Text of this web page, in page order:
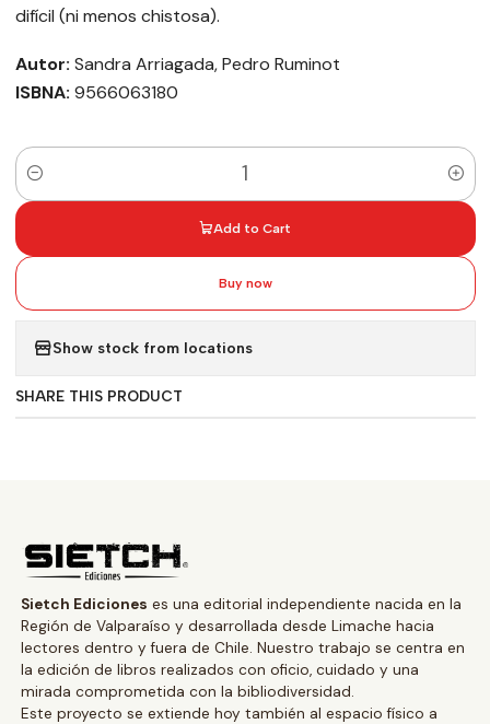
difícil (ni menos chistosa).
Autor: Sandra Arriagada, Pedro Ruminot
ISBNA: 9566063180
Quantity
Add to Cart
Buy now
Show stock from locations
SHARE THIS PRODUCT
Sietch Ediciones es una editorial independiente nacida en la
Región de Valparaíso y desarrollada desde Limache hacia
lectores dentro y fuera de Chile. Nuestro trabajo se centra en
la edición de libros realizados con oficio, cuidado y una
mirada comprometida con la bibliodiversidad.
Este proyecto se extiende hoy también al espacio físico a